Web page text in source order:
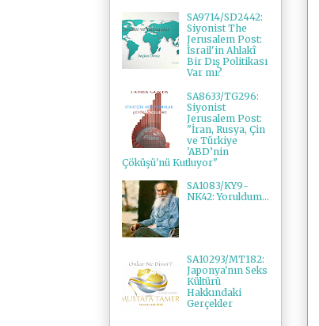
SA9714/SD2442:
Siyonist The
Jerusalem Post:
İsrail'in Ahlakî
Bir Dış Politikası
Var mı?
SA8633/TG296:
Siyonist
Jerusalem Post:
"İran, Rusya, Çin
ve Türkiye
'ABD’nin
Çöküşü'nü Kutluyor"
SA1083/KY9-
NK42: Yoruldum...
SA10293/MT182:
Japonya'nın Seks
Kültürü
Hakkındaki
Gerçekler